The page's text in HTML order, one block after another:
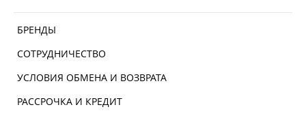
БРЕНДЫ
СОТРУДНИЧЕСТВО
УСЛОВИЯ ОБМЕНА И ВОЗВРАТА
РАССРОЧКА И КРЕДИТ